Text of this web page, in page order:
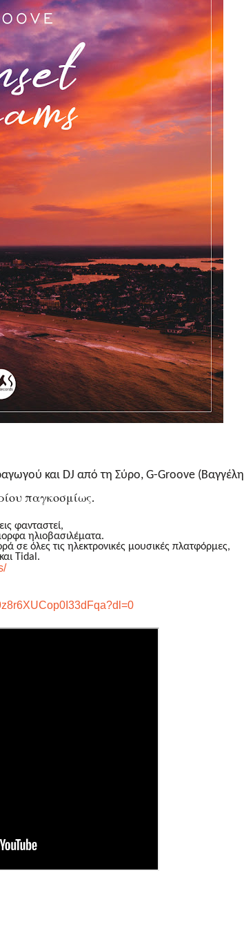
και DJ από τη Σύρο, G-Groove (Βαγγέλη
παγκοσμίως.
φανταστεί,
ηλιοβασιλέματα.
σε όλες τις ηλεκτρονικές μουσικές πλατφόρμες,
καιTidal.